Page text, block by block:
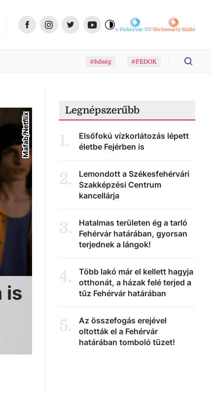
Fehérvár-TVVörösmarty Rádió
#hőség #FEDOK
Mafab/Netflix
is
Legnépszerűbb
1.
Elsőfokú vízkorlátozás lépett
életbe Fejérben is
2.
Lemondott a Székesfehérvári
Szakképzési Centrum
kancellárja
3.
Hatalmas területen ég a tarló
Fehérvár határában, gyorsan
terjednek a lángok!
4.
Több lakó már el kellett hagyja
otthonát, a házak felé terjed a
tűz Fehérvár határában
5.
Az összefogás erejével
oltották el a Fehérvár
határában tomboló tüzet!